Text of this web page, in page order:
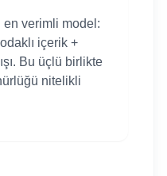
en verimli model:
içerik +
Bu üçlü birlikte
nitelikli